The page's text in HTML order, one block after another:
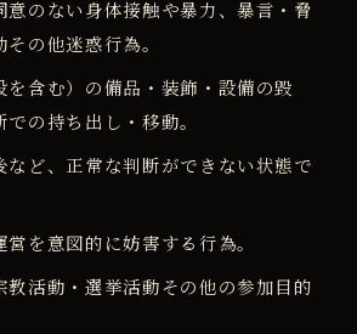
意のない身体接触や暴力、暴言・脅
の他迷惑行為。
を含む）の備品・装飾・設備の毀
の持ち出し・移動。
など、正常な判断ができない状態で
を意図的に妨害する行為。
教活動・選挙活動その他の参加目的